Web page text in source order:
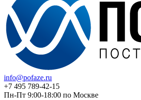
info@pofaze.ru
+7 495 789-42-15
Пн-Пт 9:00-18:00 по Москве